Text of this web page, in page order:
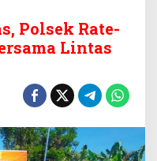
Polsek Rate-
Lintas